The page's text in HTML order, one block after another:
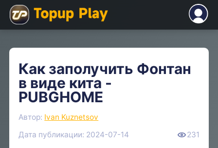
Как заполучить Фонтан
в виде кита -
PUBGHOME
Автор: Ivan Kuznetsov
Дата публикации: 2024-07-14
231